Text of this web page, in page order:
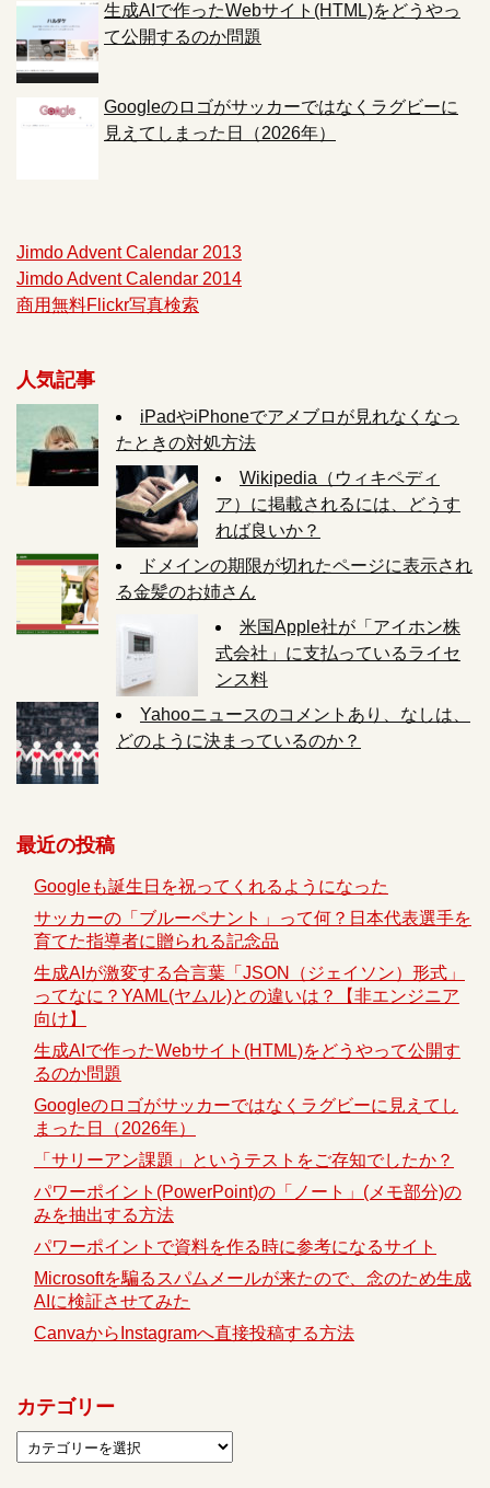
生成AIで作ったWebサイト(HTML)をどうやっ
て公開するのか問題
Googleのロゴがサッカーではなくラグビーに
見えてしまった日（2026年）
Jimdo Advent Calendar 2013
Jimdo Advent Calendar 2014
商用無料Flickr写真検索
人気記事
iPadやiPhoneでアメブロが見れなくなっ
たときの対処方法
Wikipedia（ウィキペディ
ア）に掲載されるには、どうす
れば良いか？
ドメインの期限が切れたページに表示され
る金髪のお姉さん
米国Apple社が「アイホン株
式会社」に支払っているライセ
ンス料
Yahooニュースのコメントあり、なしは、
どのように決まっているのか？
最近の投稿
Googleも誕生日を祝ってくれるようになった
サッカーの「ブルーペナント」って何？日本代表選手を
育てた指導者に贈られる記念品
生成AIが激変する合言葉「JSON（ジェイソン）形式」
ってなに？YAML(ヤムル)との違いは？【非エンジニア
向け】
生成AIで作ったWebサイト(HTML)をどうやって公開す
るのか問題
Googleのロゴがサッカーではなくラグビーに見えてし
まった日（2026年）
「サリーアン課題」というテストをご存知でしたか？
パワーポイント(PowerPoint)の「ノート」(メモ部分)の
みを抽出する方法
パワーポイントで資料を作る時に参考になるサイト
Microsoftを騙るスパムメールが来たので、念のため生成
AIに検証させてみた
CanvaからInstagramへ直接投稿する方法
カテゴリー